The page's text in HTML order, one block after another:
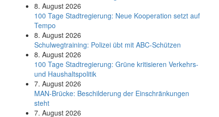
8. August 2026
100 Tage Stadtregierung: Neue Kooperation setzt auf
Tempo
8. August 2026
Schul­weg­trai­ning: Poli­zei übt mit ABC-Schüt­zen
8. August 2026
100 Tage Stadtregierung: Grüne kritisieren Verkehrs-
und Haushaltspolitik
7. August 2026
MAN-Brücke: Beschilderung der Einschränkungen
steht
7. August 2026